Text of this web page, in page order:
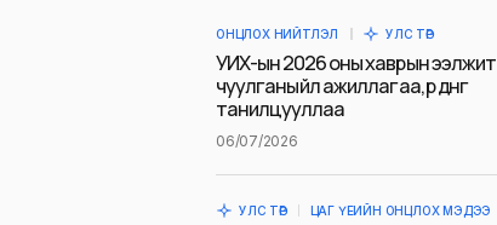
ОНЦЛОХ НИЙТЛЭЛ УЛС ТӨР
УИХ-ын 2026 оны хаврын ээлжит
чуулганы үйл ажиллагаа, үр дүнг
танилцууллаа
06/07/2026
УЛС ТӨР ЦАГ ҮЕИЙН ОНЦЛОХ МЭДЭЭ